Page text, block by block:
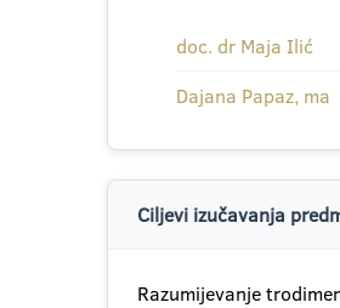
doc. dr Maja Ilić
Dajana Papaz, ma
Ciljevi izučavanja
Razumijevanje